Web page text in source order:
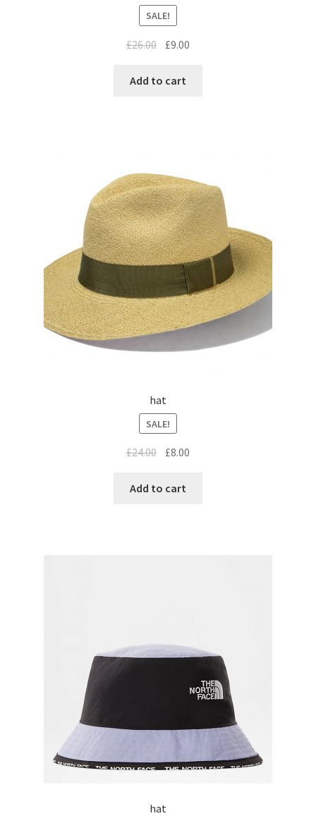
SALE!
£26.00 £9.00
Add to cart
hat
SALE!
£24.00 £8.00
Add to cart
hat